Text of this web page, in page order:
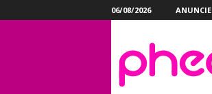
06/08/2026 ANUNCIE